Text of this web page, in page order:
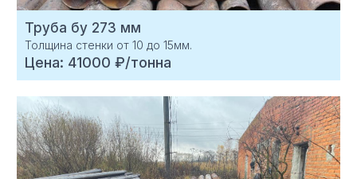
Труба бу 273 мм
Толщина стенки от 10 до 15мм.
Цена: 41000 ₽/тонна